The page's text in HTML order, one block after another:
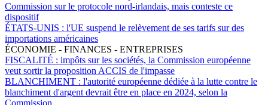
Commission sur le protocole nord-irlandais, mais conteste ce
dispositif
ÉTATS-UNIS : l'UE suspend le relèvement de ses tarifs sur des
importations américaines
ÉCONOMIE - FINANCES - ENTREPRISES
FISCALITÉ : impôts sur les sociétés, la Commission européenne
veut sortir la proposition ACCIS de l'impasse
BLANCHIMENT : l'autorité européenne dédiée à la lutte contre le
blanchiment d'argent devrait être en place en 2024, selon la
Commission